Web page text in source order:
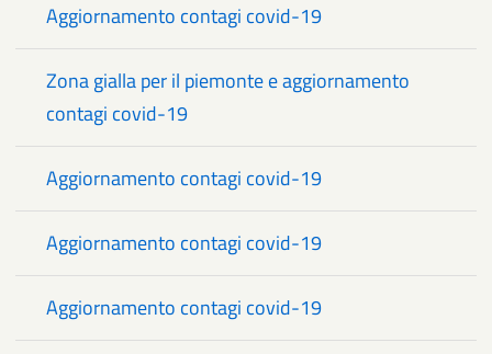
Aggiornamento contagi covid-19
Zona gialla per il piemonte e aggiornamento
contagi covid-19
Aggiornamento contagi covid-19
Aggiornamento contagi covid-19
Aggiornamento contagi covid-19